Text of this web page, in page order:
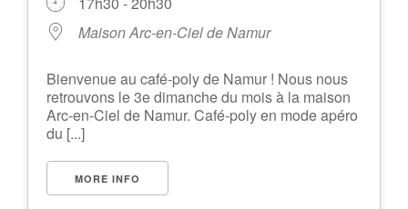
Maison Arc-en-Ciel de Namur
Bienvenue au café-poly de Namur ! Nous nous
retrouvons le 3e dimanche du mois à la maison
Arc-en-Ciel de Namur. Café-poly en mode apéro
du [...]
MORE INFO